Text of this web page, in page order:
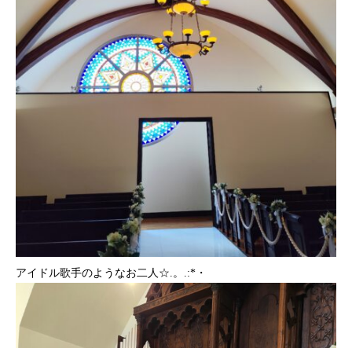
アイドル歌手のようなお二人☆.。.:*・